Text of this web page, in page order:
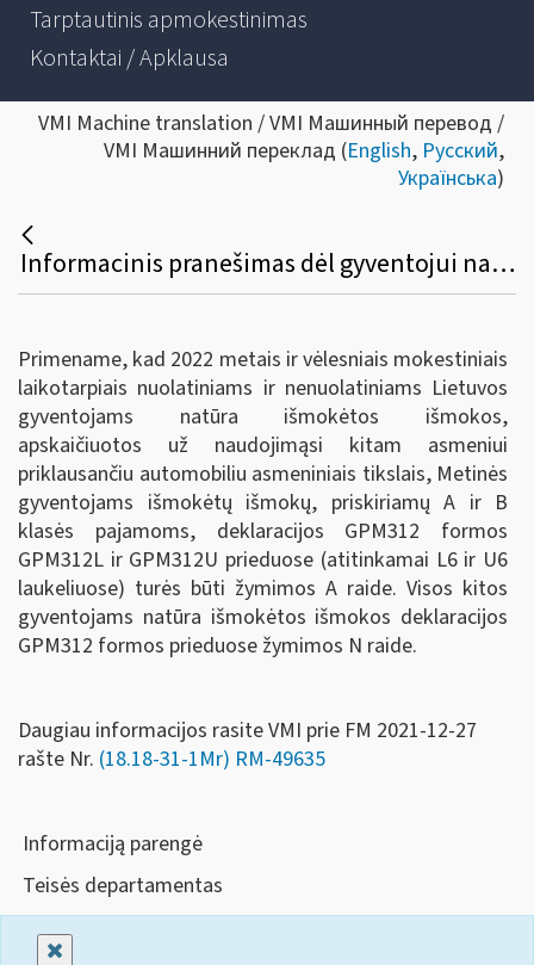
Tarptautinis apmokestinimas
Kontaktai / Apklausa
VMI Machine translation / VMI Машинный перевод /
VMI Машинний переклад (English, Русский,
Українська)
Informacinis pranešimas dėl gyventojui natūra išmokėtų išmokų, apskaičiuotų už gyventojo naudojimąsi kitam asmeniui priklausančiu automobiliu asmeniniais tikslais, deklaravimo
Primename, kad 2022 metais ir vėlesniais mokestiniais
laikotarpiais nuolatiniams ir nenuolatiniams Lietuvos
gyventojams natūra išmokėtos išmokos,
apskaičiuotos už naudojimąsi kitam asmeniui
priklausančiu automobiliu asmeniniais tikslais, Metinės
gyventojams išmokėtų išmokų, priskiriamų A ir B
klasės pajamoms, deklaracijos GPM312 formos
GPM312L ir GPM312U prieduose (atitinkamai L6 ir U6
laukeliuose) turės būti žymimos A raide. Visos kitos
gyventojams natūra išmokėtos išmokos deklaracijos
GPM312 formos prieduose žymimos N raide.
Daugiau informacijos rasite VMI prie FM 2021-12-27
rašte Nr. (18.18-31-1Mr) RM-49635
Informaciją parengė
Teisės departamentas